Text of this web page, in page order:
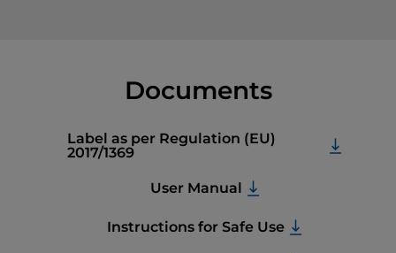
Documents
Label as per Regulation (EU)
2017/1369
User Manual
Instructions for Safe Use